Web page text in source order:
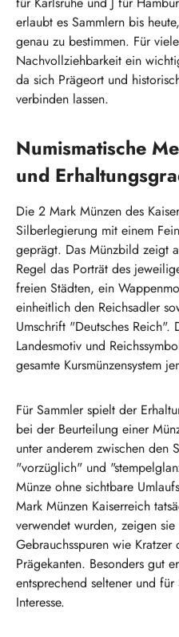
erlaubt es Sammlern bis
genau zu bestimmen. Für
Nachvollziehbarkeit ein
da sich Prägeort und
verbinden lassen.
Numismatische
und
Die 2 Mark Münzen des
Silberlegierung mit einem
geprägt. Das Münzbild zeigt
Regel das Porträt des
freien Städten, ein
einheitlich den Reichsadler
Umschrift "Deutsches
Landesmotiv und
gesamte Kursmünzensystem
Für Sammler spielt der
bei der Beurteilung einer
unter anderem zwischen den
"vorzüglich" und
Münze ohne sichtbare
Mark Münzen Kaiserreich
verwendet wurden, zeigen
Gebrauchsspuren wie
Prägekanten. Besonders gut
entsprechend seltener und
Interesse.